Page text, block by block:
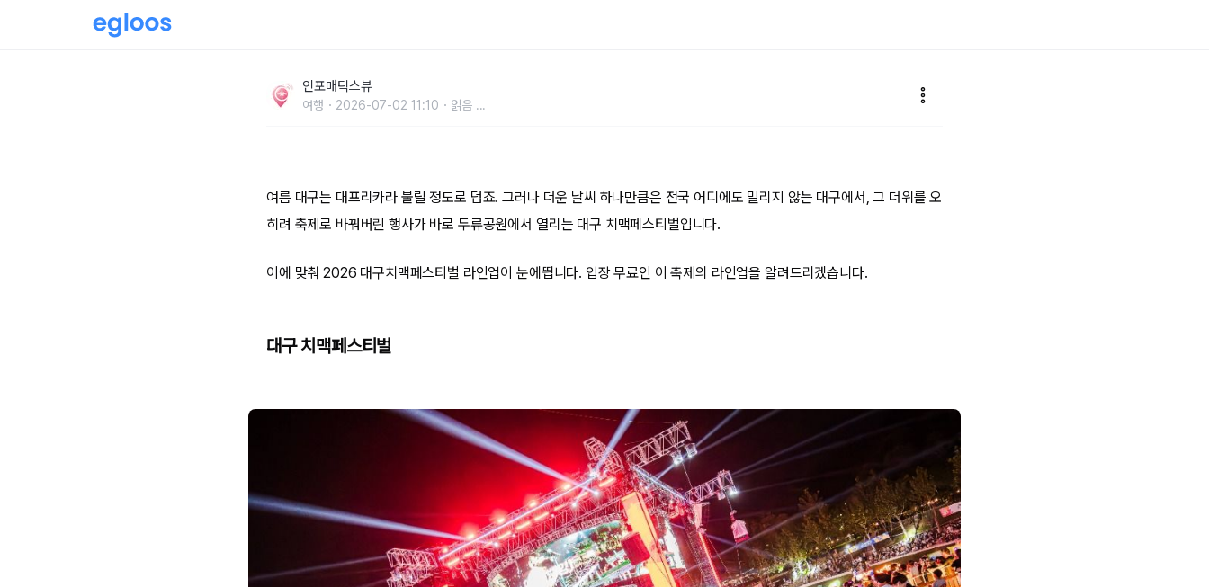
인포매틱스뷰
여행 2026-07-02 11:10 읽음 ...
여름 대구는 대프리카라 불릴 정도로 덥죠. 그러나 더운 날씨 하나만큼은 전국 어디에도 밀리지 않는 대구에서, 그 더위를 오
히려 축제로 바꿔버린 행사가 바로 두류공원에서 열리는 대구 치맥페스티벌입니다.
이에 맞춰 2026 대구치맥페스티벌 라인업이 눈에띕니다. 입장 무료인 이 축제의 라인업을 알려드리겠습니다.
대구 치맥페스티벌